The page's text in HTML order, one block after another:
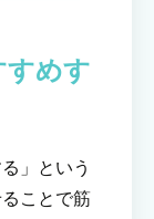
すめす
」という
ことで筋